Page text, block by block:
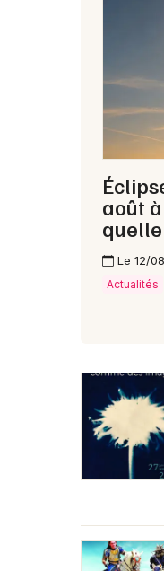
août
Le 12/
Actualités